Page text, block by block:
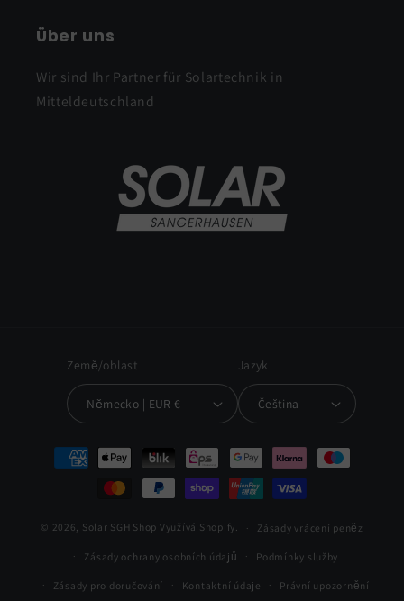
Über uns
Wir sind Ihr Partner für Solartechnik in
Mitteldeutschland
Země/oblast
Německo | EUR €
Jazyk
Čeština
Platební
metody
© 2026, Solar SGH Shop Využívá Shopify. Zásady vrácení peněz
Zásady ochrany osobních údajů Podmínky služby
Zásady pro doručování Kontaktní údaje Právní upozornění